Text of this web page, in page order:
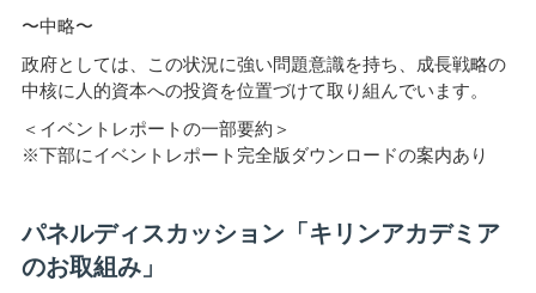
〜中略〜
政府としては、この状況に強い問題意識を持ち、成長戦略の
中核に人的資本への投資を位置づけて取り組んでいます。
＜イベントレポートの一部要約＞
※下部にイベントレポート完全版ダウンロードの案内あり
パネルディスカッション「キリンアカデミア
のお取組み」